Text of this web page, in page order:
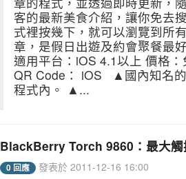
客的最新美食介紹，讓你免去
式裡按幾下，就可以瀏覽到所
章，是假日出遊及約會聚餐最
適用平台：iOS 4.1以上 價格
QR Code： iOS ▲國內知名
程式內。 ▲...
BlackBerry Torch 9860：最大觸
0 回應 發表於 2011-12-16 16:00